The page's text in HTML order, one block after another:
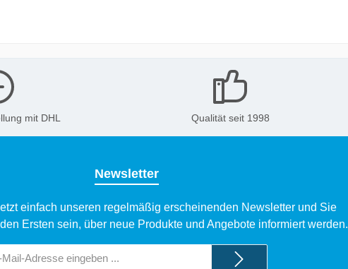
mit DHL Qualität seit 1998
Newsletter
einfach unseren regelmäßig erscheinenden Newsletter und Sie
Ersten sein, über neue Produkte und Angebote informiert werden.
Mail-